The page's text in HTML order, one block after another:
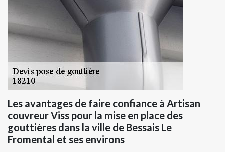
Les avantages de faire confiance à Artisan
couvreur Viss pour la mise en place des
gouttières dans la ville de Bessais Le
Fromental et ses environs